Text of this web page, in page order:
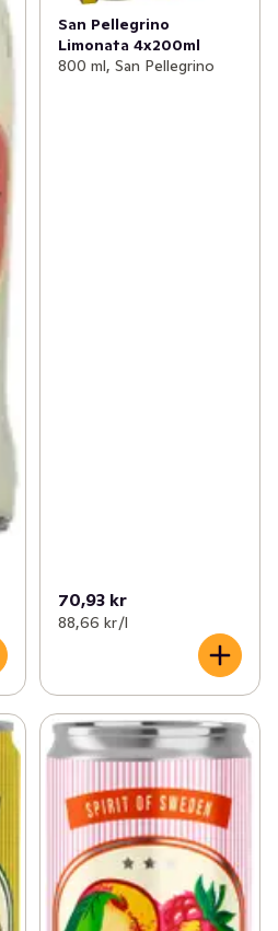
San Pellegrino
Limonata 4x200ml
800 ml, San Pellegrino
70,93 kr
88,66 kr /l